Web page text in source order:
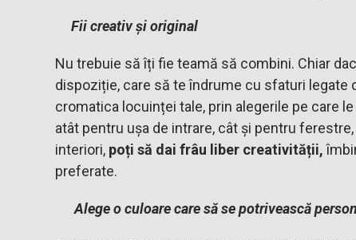
Fii creativ și original
Nu trebuie să îți fie teamă să combini. Chiar
dispoziție, care să te îndrume cu sfaturi legate
cromatica locuinței tale, prin alegerile pe care
atât pentru ușa de intrare, cât și pentru
interiori, poți să dai frâu liber creativității,
preferate.
Alege o culoare care să se potrivească